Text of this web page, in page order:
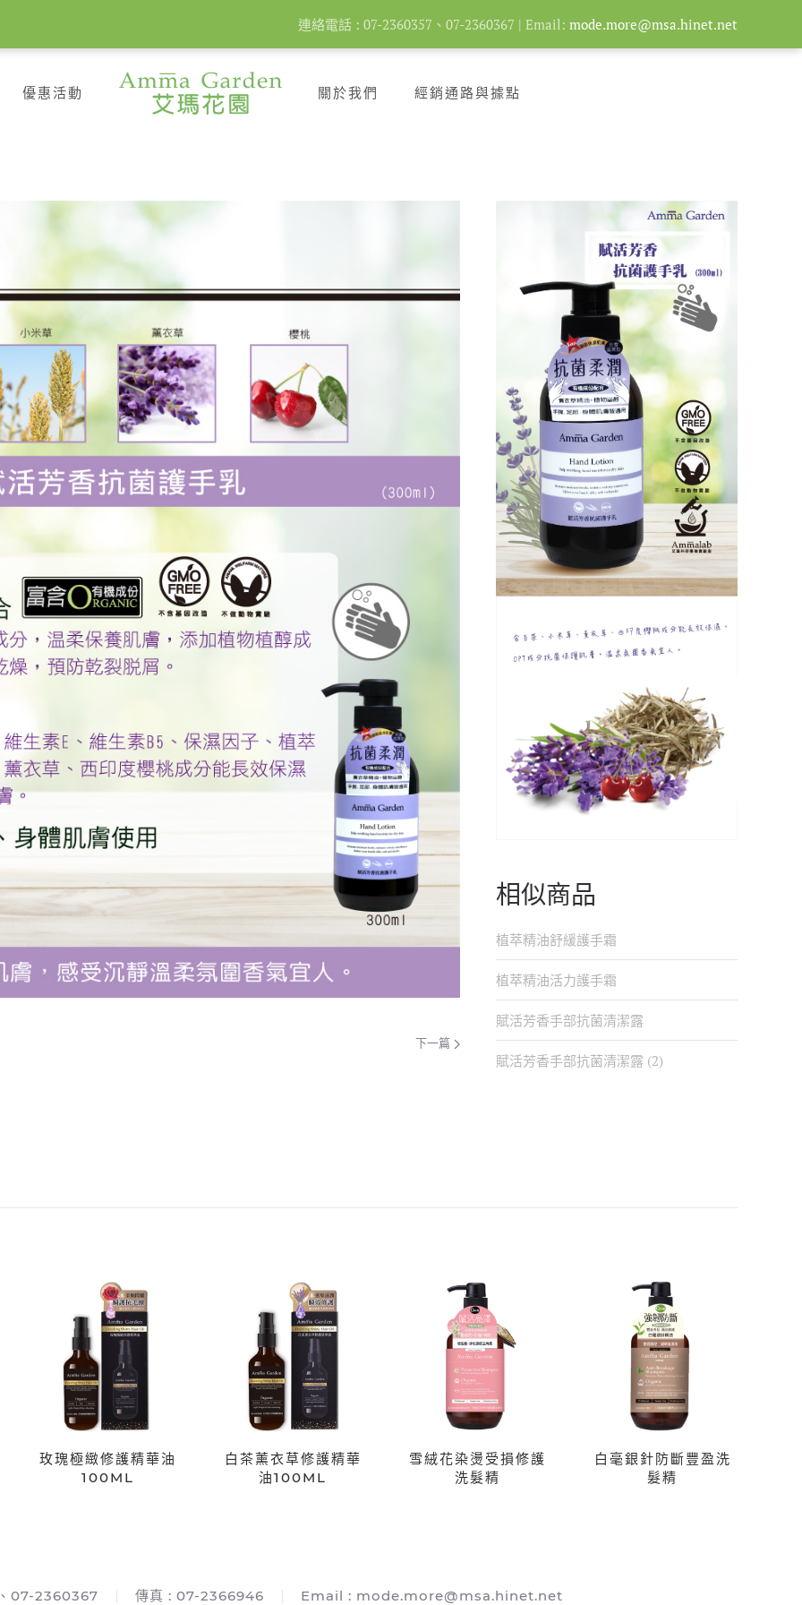
連絡電話 : 07-2360357、07-2360367 | Email: mode.more@msa.hinet.net
優惠活動 關於我們 經銷通路與據點
下一篇
相似商品
植萃精油舒緩護手霜
植萃精油活力護手霜
賦活芳香手部抗菌清潔露
賦活芳香手部抗菌清潔露 (2)
玫瑰極緻修護精華油
100ML
白茶薰衣草修護精華
油100ML
雪絨花染燙受損修護
洗髮精
白毫銀針防斷豐盈洗
髮精
07-2360367 傳真 : 07-2366946 Email : mode.more@msa.hinet.net